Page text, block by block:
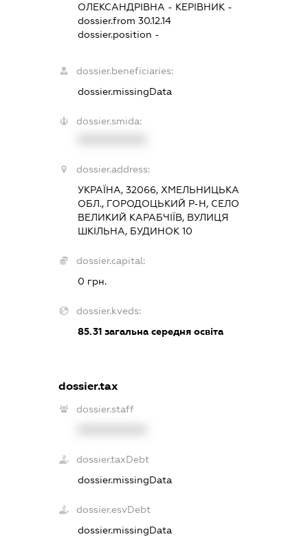
ОЛЕКСАНДРІВНА - КЕРІВНИК -
dossier.from 30.12.14
dossier.position -
dossier.beneficiaries:
dossier.missingData
dossier.smida:
dossier.address:
УКРАЇНА, 32066, ХМЕЛЬНИЦЬКА
ОБЛ., ГОРОДОЦЬКИЙ Р-Н, СЕЛО
ВЕЛИКИЙ КАРАБЧІЇВ, ВУЛИЦЯ
ШКІЛЬНА, БУДИНОК 10
dossier.capital:
0 грн.
dossier.kveds:
85.31загальна середня освіта
dossier.tax
dossier.staff
dossier.taxDebt
dossier.missingData
dossier.esvDebt
dossier.missingData